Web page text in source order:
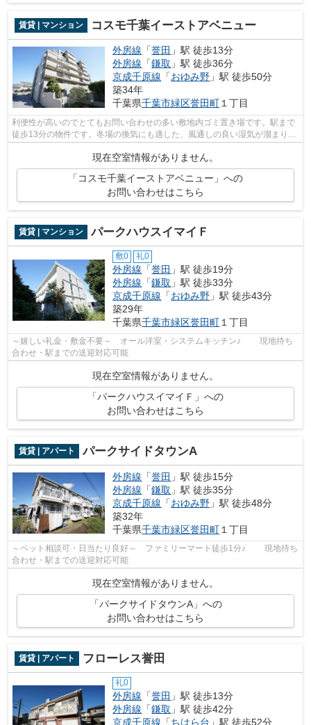
賃貸 | マンション コスモ千葉イーストアベニュー
外房線 「誉田 」駅 徒歩13分
外房線 「鎌取 」駅 徒歩36分
京成千原線 「おゆみ野 」駅 徒歩50分
築34年
千葉県千葉市緑区誉田町 １丁目
利便性が高いのでとてもお問い合わせの多い敷地内ゴミ置き場です。駅まで
徒歩13分の物件です。冬場の換気にも適した、風通しの良い湿気が溜まりに
くい物件です。こちらの物件にはエレ...
現在空室情報がありません。
「コスモ千葉イーストアベニュー」への
お問い合わせはこちら
賃貸 | マンション パークハウスイマイＦ
敷0 礼0
外房線 「誉田 」駅 徒歩19分
外房線 「鎌取 」駅 徒歩33分
京成千原線 「おゆみ野 」駅 徒歩43分
築29年
千葉県千葉市緑区誉田町１丁目
～嬉しい礼金・敷金不要～ オール洋室・システムキッチン♪ 現地待ち
合わせ・駅までの送迎対応可能
現在空室情報がありません。
「パークハウスイマイＦ」への
お問い合わせはこちら
賃貸 | アパート パークサイドタウンA
外房線 「誉田 」駅 徒歩15分
外房線 「鎌取 」駅 徒歩35分
京成千原線 「おゆみ野 」駅 徒歩48分
築32年
千葉県千葉市緑区誉田町 １丁目
～ペット相談可・日当たり良好～ ファミリーマート徒歩1分♪ 現地待ち
合わせ・駅までの送迎対応可能
現在空室情報がありません。
「パークサイドタウンA」への
お問い合わせはこちら
賃貸 | アパート フローレス誉田
礼0
外房線 「誉田 」駅 徒歩13分
外房線 「鎌取 」駅 徒歩42分
京成千原線 「ちはら台 」駅 徒歩52分